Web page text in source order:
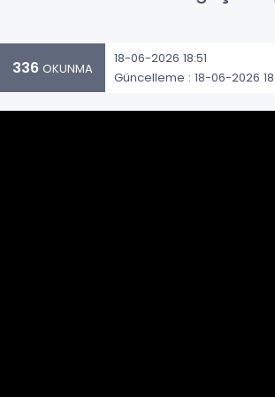
336 OKUNMA
18-06-2026 18:51
Güncelleme : 18-06-2026